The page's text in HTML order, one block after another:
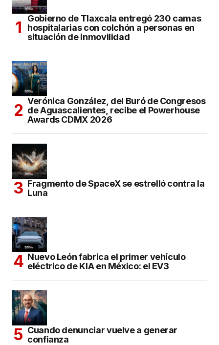
Gobierno de Tlaxcala entregó 230 camas
hospitalarias con colchón a personas en
situación de inmovilidad
Verónica González, del Buró de Congresos
de Aguascalientes, recibe el Powerhouse
Awards CDMX 2026
Fragmento de SpaceX se estrelló contra la
Luna
Nuevo León fabrica el primer vehículo
eléctrico de KIA en México: el EV3
Cuando denunciar vuelve a generar
confianza